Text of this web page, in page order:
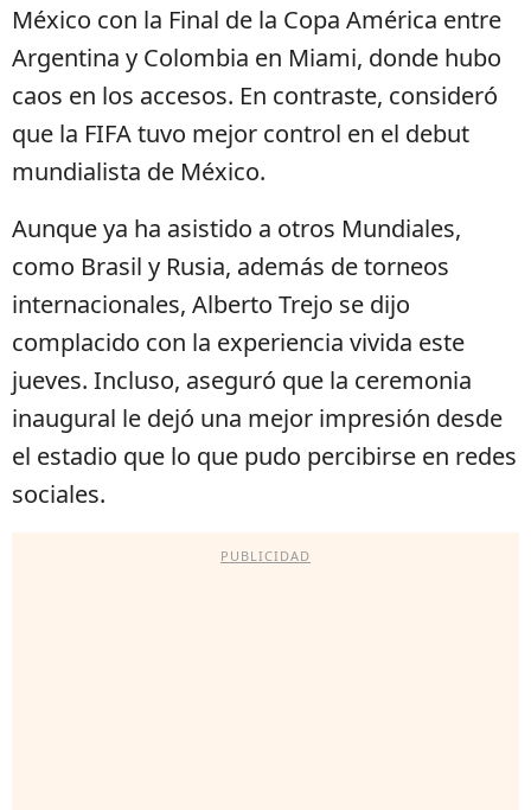
México con la Final de la Copa América entre
Argentina y Colombia en Miami, donde hubo
caos en los accesos. En contraste, consideró
que la FIFA tuvo mejor control en el debut
mundialista de México.
Aunque ya ha asistido a otros Mundiales,
como Brasil y Rusia, además de torneos
internacionales, Alberto Trejo se dijo
complacido con la experiencia vivida este
jueves. Incluso, aseguró que la ceremonia
inaugural le dejó una mejor impresión desde
el estadio que lo que pudo percibirse en redes
sociales.
PUBLICIDAD